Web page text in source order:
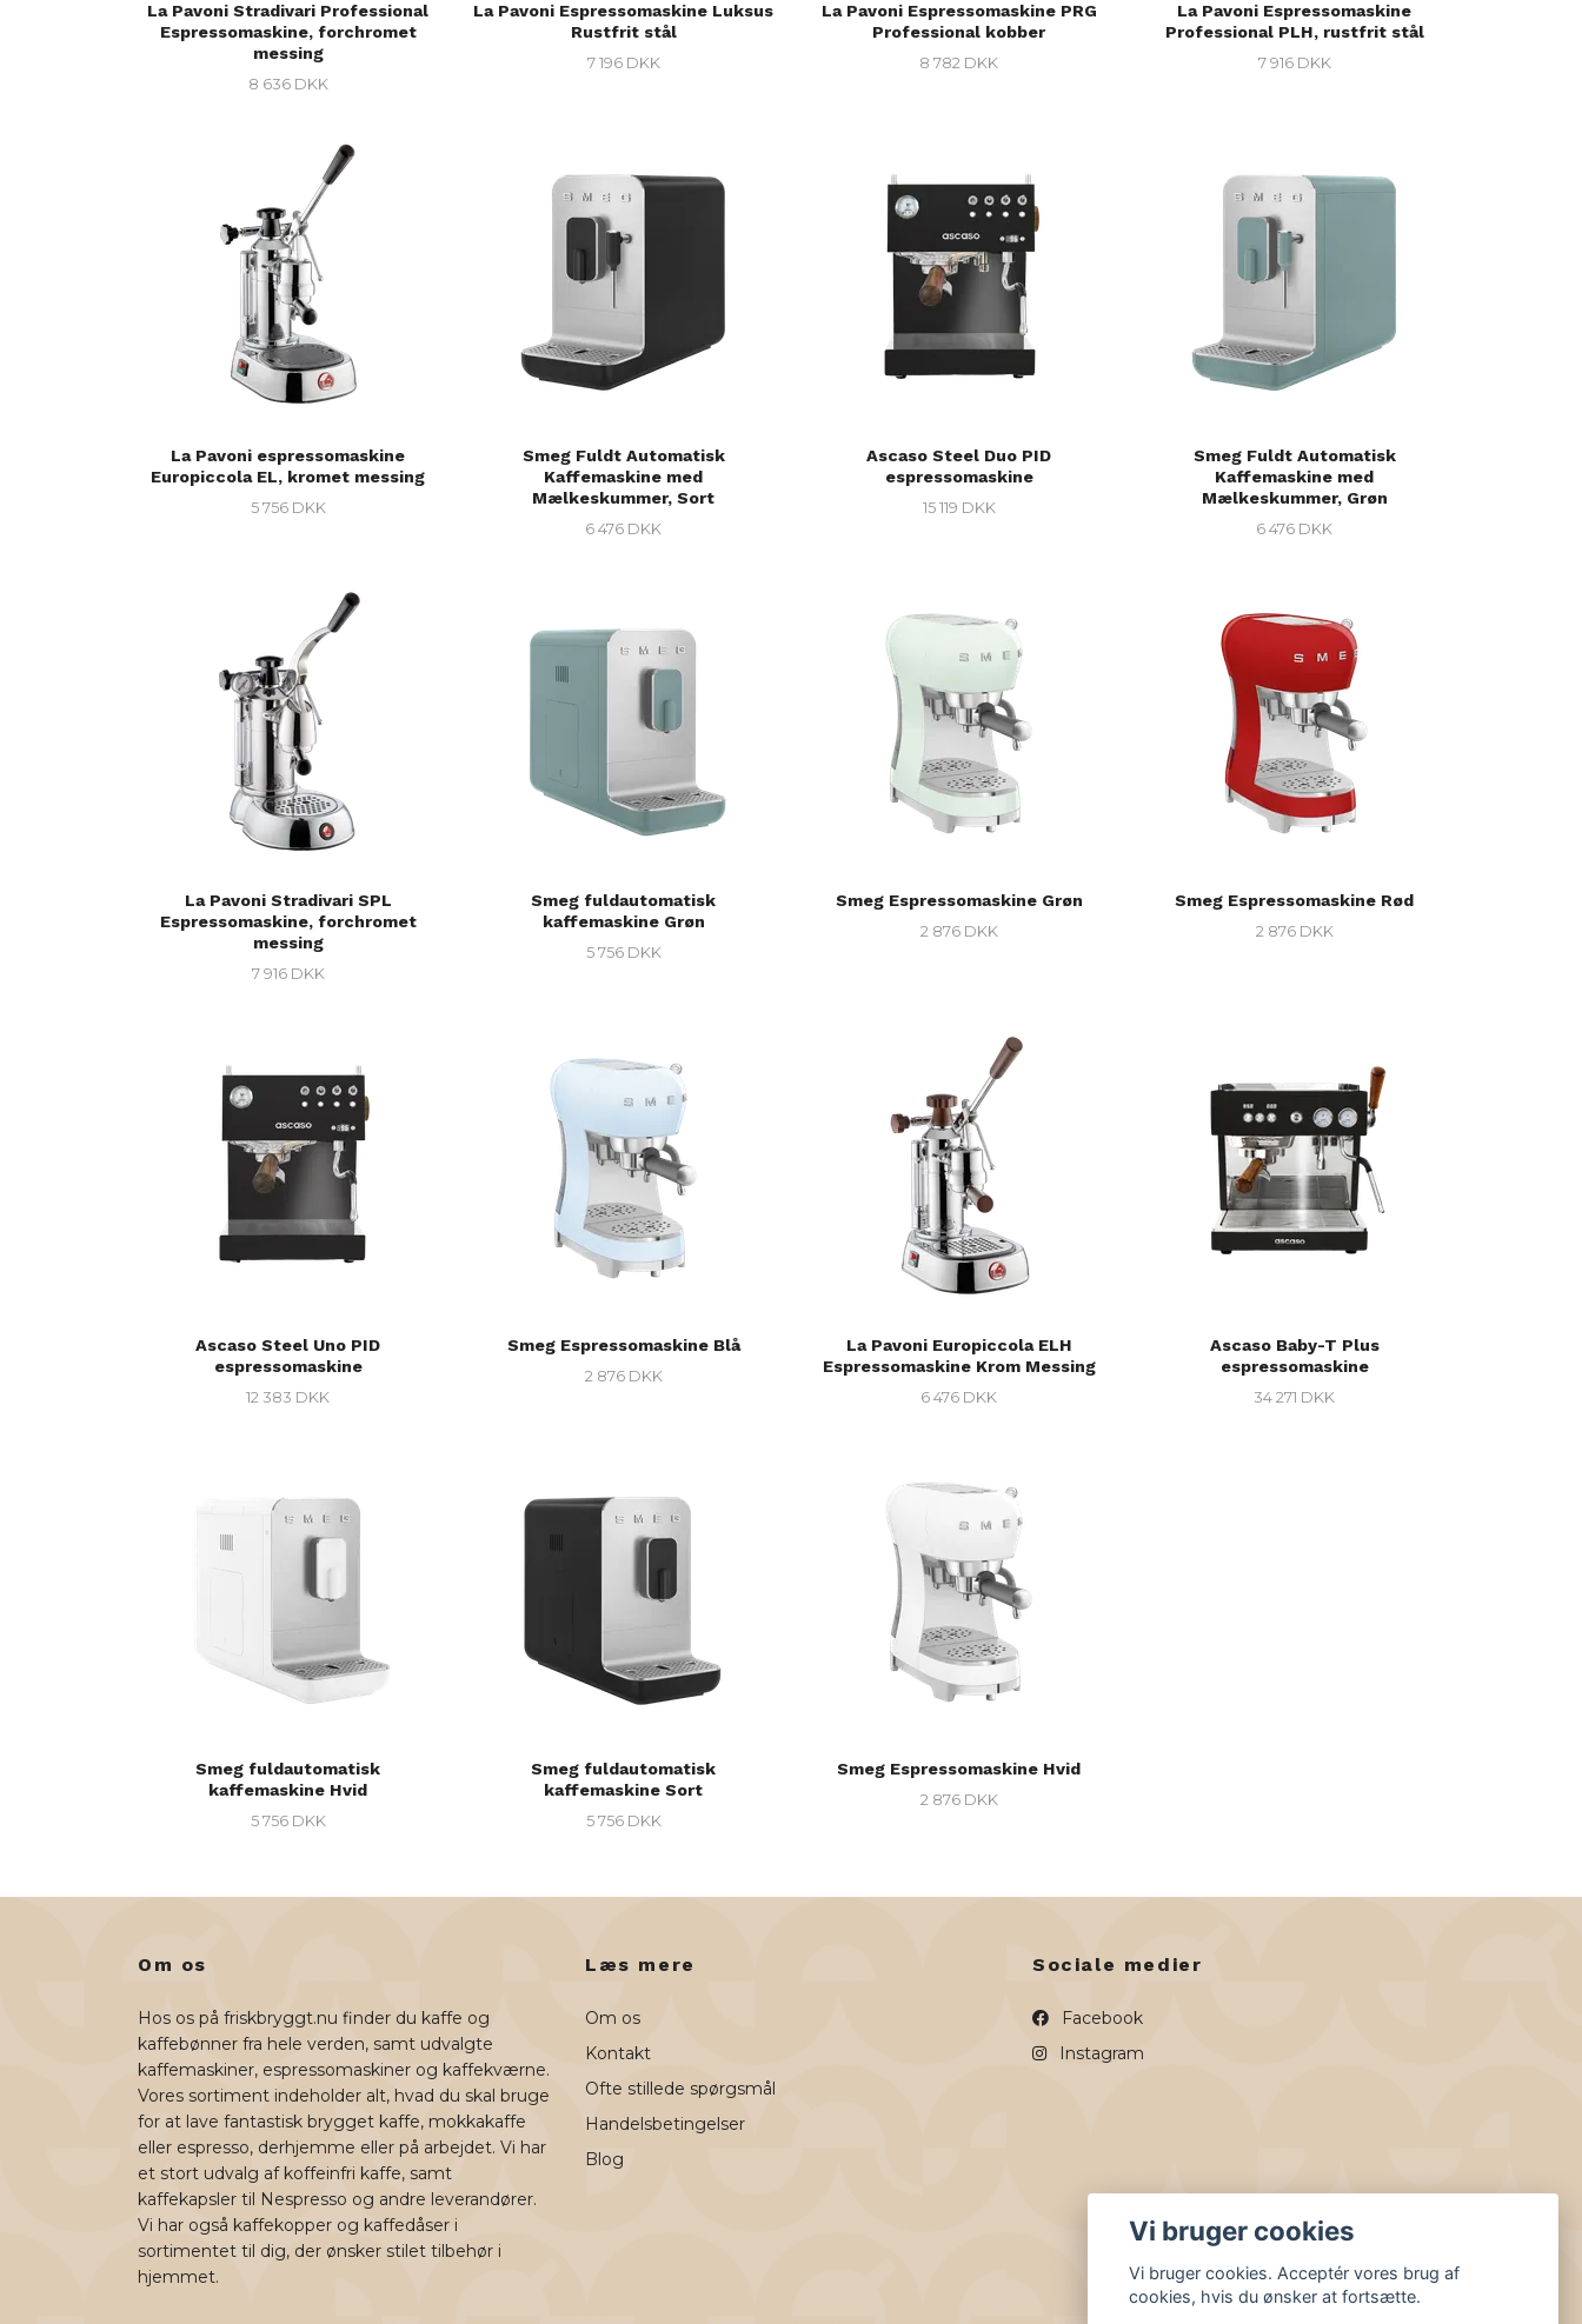
La Pavoni Stradivari Professional
Espressomaskine, forchromet
messing
8 636 DKK
La Pavoni Espressomaskine Luksus
Rustfrit stål
7 196 DKK
La Pavoni Espressomaskine PRG
Professional kobber
8 782 DKK
La Pavoni Espressomaskine
Professional PLH, rustfrit stål
7 916 DKK
La Pavoni espressomaskine
Europiccola EL, kromet messing
5 756 DKK
Smeg Fuldt Automatisk
Kaffemaskine med
Mælkeskummer, Sort
6 476 DKK
Ascaso Steel Duo PID
espressomaskine
15 119 DKK
Smeg Fuldt Automatisk
Kaffemaskine med
Mælkeskummer, Grøn
6 476 DKK
La Pavoni Stradivari SPL
Espressomaskine, forchromet
messing
7 916 DKK
Smeg fuldautomatisk
kaffemaskine Grøn
5 756 DKK
Smeg Espressomaskine Grøn
2 876 DKK
Smeg Espressomaskine Rød
2 876 DKK
Ascaso Steel Uno PID
espressomaskine
12 383 DKK
Smeg Espressomaskine Blå
2 876 DKK
La Pavoni Europiccola ELH
Espressomaskine Krom Messing
6 476 DKK
Ascaso Baby-T Plus
espressomaskine
34 271 DKK
Smeg fuldautomatisk
kaffemaskine Hvid
5 756 DKK
Smeg fuldautomatisk
kaffemaskine Sort
5 756 DKK
Smeg Espressomaskine Hvid
2 876 DKK
Om os
Hos os på friskbryggt.nu finder du kaffe og
kaffebønner fra hele verden, samt udvalgte
kaffemaskiner, espressomaskiner og kaffekværne.
Vores sortiment indeholder alt, hvad du skal bruge
for at lave fantastisk brygget kaffe, mokkakaffe
eller espresso, derhjemme eller på arbejdet. Vi har
et stort udvalg af koffeinfri kaffe, samt
kaffekapsler til Nespresso og andre leverandører.
Vi har også kaffekopper og kaffedåser i
sortimentet til dig, der ønsker stilet tilbehør i
hjemmet.
Læs mere
Om os
Kontakt
Ofte stillede spørgsmål
Handelsbetingelser
Blog
Sociale medier
Facebook
Instagram
Vi bruger cookies
Vi bruger cookies. Acceptér vores brug af
cookies, hvis du ønsker at fortsætte.